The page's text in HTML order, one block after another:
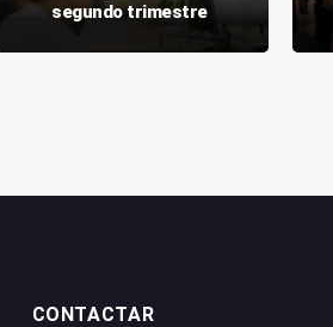
segundo trimestre
CONTACTAR